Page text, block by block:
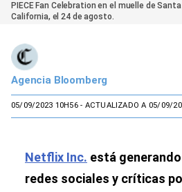
PIECE Fan Celebration en el muelle de
California, el 24 de agosto.
Agencia Bloomberg
05/09/2023 10H56- ACTUALIZADO A 05/09/
Netflix Inc. está
redes sociales y críticas